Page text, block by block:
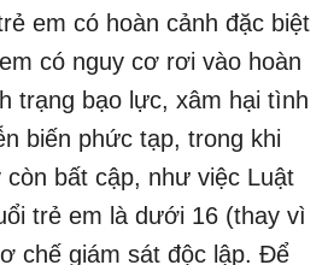
em có hoàn cảnh đặc biệt
có nguy cơ rơi vào hoàn
trạng bạo lực, xâm hại tình
biến phức tạp, trong khi
còn bất cập, như việc Luật
trẻ em là dưới 16 (thay vì
chế giám sát độc lập. Để